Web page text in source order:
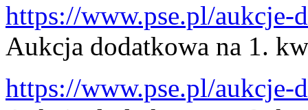
https://www.pse.pl/aukcje-
Aukcja dodatkowa na 1.
https://www.pse.pl/aukcje-